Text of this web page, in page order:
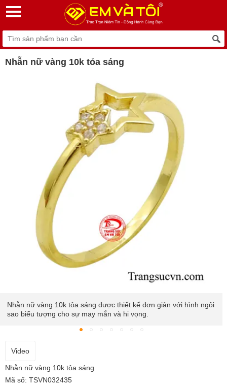
Nhẫn nữ vàng 10k tỏa sáng
Nhẫn nữ vàng 10k tỏa sáng được thiết kế đơn giản với hình ngôi
sao biểu tượng cho sự may mắn và hi vọng.
Video
Nhẫn nữ vàng 10k tỏa sáng
Mã số: TSVN032435